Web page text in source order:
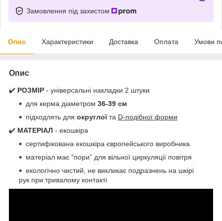
Замовлення під захистом
Опис Характеристики Доставка Оплата Умови
Опис
✔️ РОЗМІР - універсальні накладки 2 штуки
для керма діаметром 36-39 см
підходлять для округлоїта D-подібної форми
✔️ МАТЕРІАЛ - екошкіра
сертифікована екошкіра європейського виробника
матеріал має “пори” для вільної циркуляції повітря
екологічно чистий, не викликає подразнень на шкірі
рук при тривалому контакті